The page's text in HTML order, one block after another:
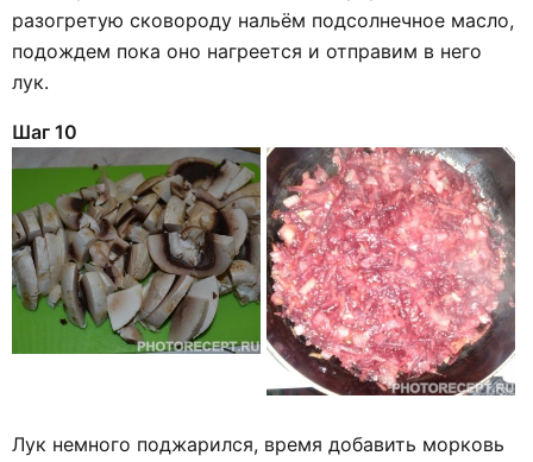
разогретую сковороду нальём подсолнечное масло,
подождем пока оно нагреется и отправим в него
лук.
Шаг 10
Лук немного поджарился, время добавить морковь